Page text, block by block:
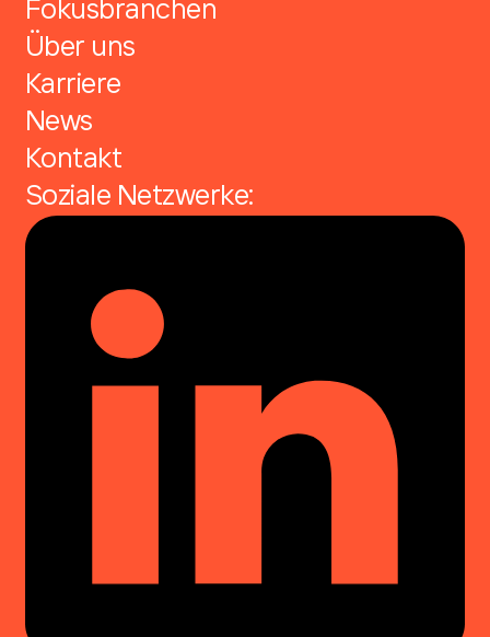
Fokusbranchen
Über uns
Karriere
News
Kontakt
Soziale Netzwerke: